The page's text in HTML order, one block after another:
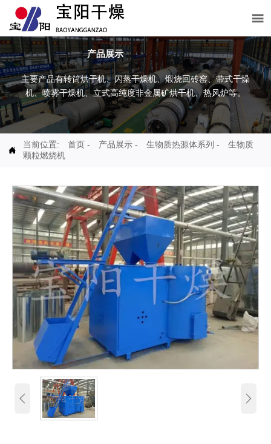

产品展示
主要产品有转筒烘干机、闪蒸干燥机、煅烧回砖窑、带式干燥
机、喷雾干燥机、立式高纯度非金属矿烘干机、热风炉等。

当前位置: 首页 - 产品展示 - 生物质热源体系列 -
生物质
颗粒燃烧机
 